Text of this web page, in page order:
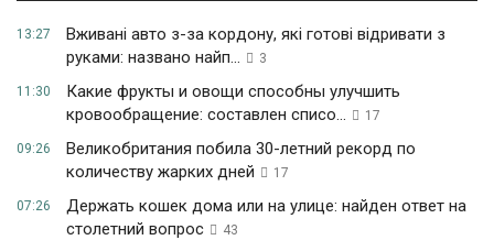
13:27
Вживані авто з-за кордону, які готові відривати з
руками: названо найп...
3
11:30
Какие фрукты и овощи способны улучшить
кровообращение: составлен списо...
17
09:26
Великобритания побила 30-летний рекорд по
количеству жарких дней
17
07:26
Держать кошек дома или на улице: найден ответ на
столетний вопрос
43